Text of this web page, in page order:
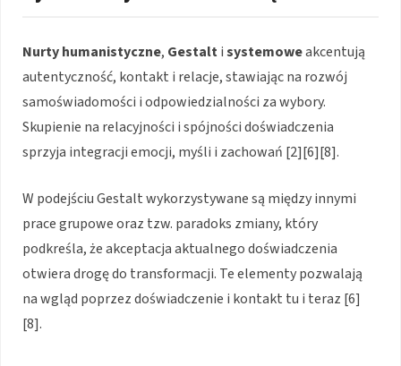
Nurty humanistyczne, Gestaltisystemoweakcentują
autentyczność, kontakt i relacje, stawiając na rozwój
samoświadomości i odpowiedzialności za wybory.
Skupienie na relacyjności i spójności doświadczenia
sprzyja integracji emocji, myśli i zachowań [2][6][8].
W podejściu Gestalt wykorzystywane są między innymi
prace grupowe oraz tzw. paradoks zmiany, który
podkreśla, że akceptacja aktualnego doświadczenia
otwiera drogę do transformacji. Te elementy pozwalają
na wgląd poprzez doświadczenie i kontakt tu i teraz [6]
[8].